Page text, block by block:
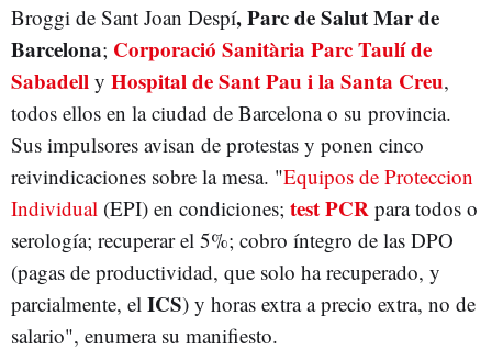
Broggi de Sant Joan Despí, Parc de Salut Mar de
Barcelona; Corporació Sanitària Parc Taulí de
Sabadell y Hospital de Sant Pau i la Santa Creu,
todos ellos en la ciudad de Barcelona o su provincia.
Sus impulsores avisan de protestas y ponen cinco
reivindicaciones sobre la mesa. "Equipos de Proteccion
Individual (EPI) en condiciones; test PCR para todos o
serología; recuperar el 5%; cobro íntegro de las DPO
(pagas de productividad, que solo ha recuperado, y
parcialmente, el ICS) y horas extra a precio extra, no de
salario", enumera su manifiesto.